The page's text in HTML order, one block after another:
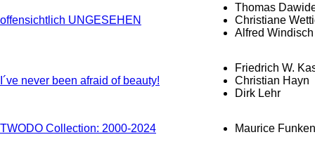
offensichtlich UNGESEHEN
Thomas
Christiane
Alfred Windisch
I´ve never been afraid of beauty!
Friedrich W.
Christian Hayn
Dirk Lehr
TWODO Collection: 2000-2024 Maurice Funken